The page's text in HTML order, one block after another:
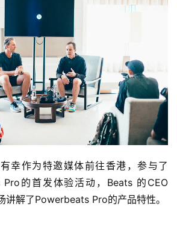
幸作为特邀媒体前往香港，参与了
的首发体验活动，Beats 的CEO
讲解了Powerbeats Pro的产品特性。